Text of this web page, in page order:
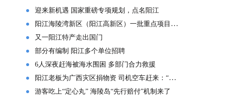
迎来新机遇 国家重磅专项规划，点名阳江
阳江海陵湾新区（阳江高新区）一批重点项目集中投产
又一阳江特产走出国门
部分有编制 阳江多个单位招聘
6人深夜赶海被海水围困 多部门合力救援
阳江老板为广西灾区捐物资 司机空车赶来：“免费拉！”
游客吃上“定心丸” 海陵岛“先行赔付”机制来了